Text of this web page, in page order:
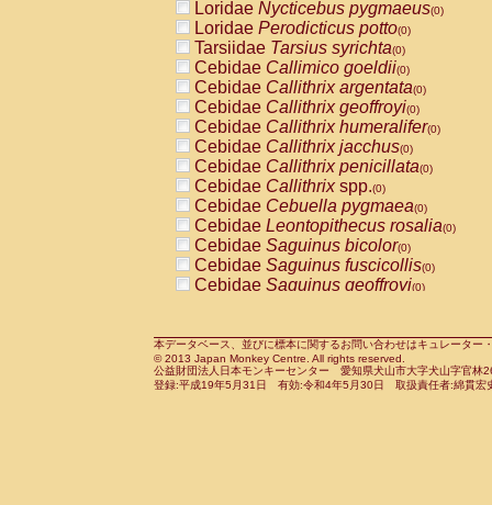
PitheciidaeCacajao calvus
PitheciidaeCallicebus cupreus
PitheciidaeCallicebus donacophilus
PitheciidaeCallicebus moloch
PitheciidaeCallicebus torquatus
PitheciidaeCallicebusspp.(0)
PitheciidaeChiropotes satanas(0)
PitheciidaePithecia monachus
PitheciidaePithecia pithecia(0)
CercopithecidaeCercocebus agilis
CercopithecidaeCercocebus
CercopithecidaeCercocebus
CercopithecidaeCercocebus
CercopithecidaeCercocebus
CercopithecidaeCercocebushybrid
CercopithecidaePapio anubis(0)
CercopithecidaePapio cynocephalus
CercopithecidaePapio hamadryas(0)
Loridae Nycticebus pygmaeus(0)
Loridae Perodicticus potto(0)
Tarsiidae Tarsius syrichta(0)
Cebidae Callimico goeldii(0)
Cebidae Callithrix argentata(0)
Cebidae Callithrix geoffroyi(0)
Cebidae Callithrix humeralifer(0)
Cebidae Callithrix jacchus(0)
Cebidae Callithrix penicillata(0)
Cebidae Callithrixspp.(0)
Cebidae Cebuella pygmaea(0)
Cebidae Leontopithecus rosalia(0)
Cebidae Saguinus bicolor(0)
Cebidae Saguinus fuscicollis(0)
Cebidae Saguinus geoffroyi(0)
CebidaeSaguinus leucopus(0)
CebidaeSaguinus midas(0)
Cebidae Saguinus mystax(0)
本データベース、並びに標本に関するお問い合わせはキュレータ
© 2013 Japan Monkey Centre. All rights reserved.
公益財団法人日本モンキーセンター 愛知県犬山市大字犬山字官
登録:平成19年5月31日 有効:令和4年5月30日 取扱責任者:綿貫宏